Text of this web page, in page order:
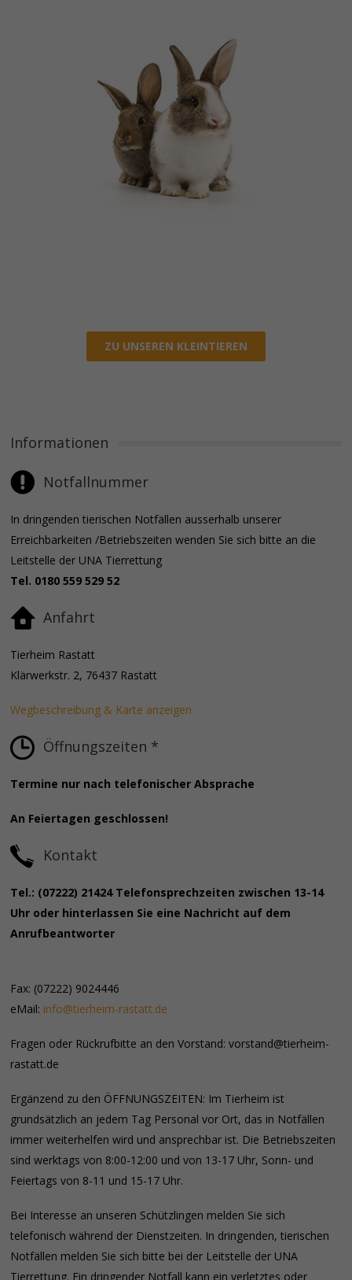
ZU UNSEREN KLEINTIEREN
Informationen
Notfallnummer
In dringenden tierischen Notfällen ausserhalb unserer
Erreichbarkeiten /Betriebszeiten wenden Sie sich bitte an die
Leitstelle der UNA Tierrettung
Tel. 0180 559 529 52
Anfahrt
Tierheim Rastatt
Klärwerkstr. 2, 76437 Rastatt
Wegbeschreibung & Karte anzeigen
Öffnungszeiten *
Termine nur nach telefonischer Absprache
An Feiertagen geschlossen!
Kontakt
Tel.: (07222) 21424 Telefonsprechzeiten zwischen 13-14
Uhr oder hinterlassen Sie eine Nachricht auf dem
Anrufbeantworter
Fax: (07222) 9024446
eMail: info@tierheim-rastatt.de
Fragen oder Rückrufbitte an den Vorstand: vorstand@tierheim-
rastatt.de
Ergänzend zu den ÖFFNUNGSZEITEN: Im Tierheim ist
grundsätzlich an jedem Tag Personal vor Ort, das in Notfällen
immer weiterhelfen wird und ansprechbar ist. Die Betriebszeiten
sind werktags von 8:00-12:00 und von 13-17 Uhr, Sonn- und
Feiertags von 8-11 und 15-17 Uhr.
Bei Interesse an unseren Schützlingen melden Sie sich
telefonisch während der Dienstzeiten. In dringenden, tierischen
Notfällen melden Sie sich bitte bei der Leitstelle der UNA
Tierrettung. Ein dringender Notfall kann ein verletztes oder